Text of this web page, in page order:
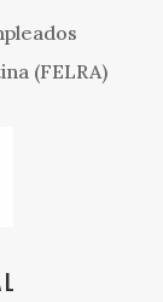
(FELRA)